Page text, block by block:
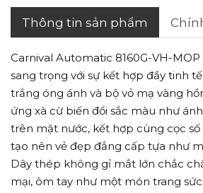
Thông tin sản phẩm
Carnival Automatic 8160G-VH-
sang trọng với sự kết hợp đầy tinh
trắng óng ánh và bộ vỏ mạ vàng
ứng xà cừ biến đổi sắc màu như
trên mặt nước, kết hợp cùng cọc
tạo nên vẻ đẹp đẳng cấp tựa như
Dây thép không gỉ mắt lớn chắc
mại, ôm tay như một món trang